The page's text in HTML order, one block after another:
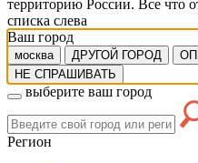
территорию России. Все что
списка слева
Ваш город
москва ДРУГОЙ ГОРОД
НЕ СПРАШИВАТЬ
выберите ваш город
Регион